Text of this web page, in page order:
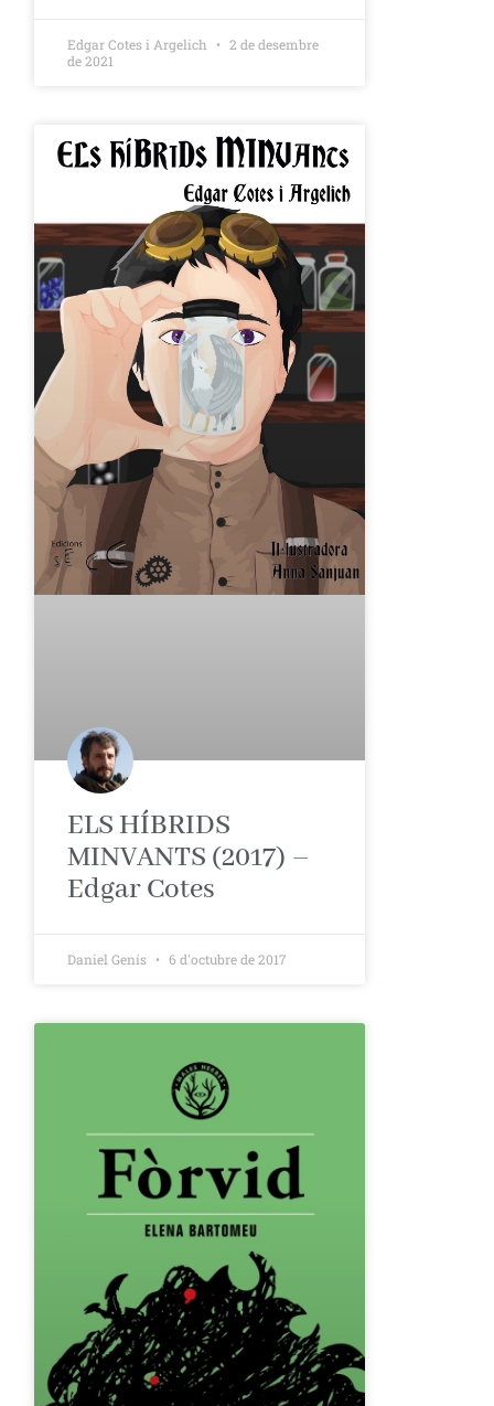
Edgar Cotes i Argelich
2 de desembre
de 2021
ELS HÍBRIDS
MINVANTS (2017) –
Edgar Cotes
Daniel Genís 6 d'octubre de 2017